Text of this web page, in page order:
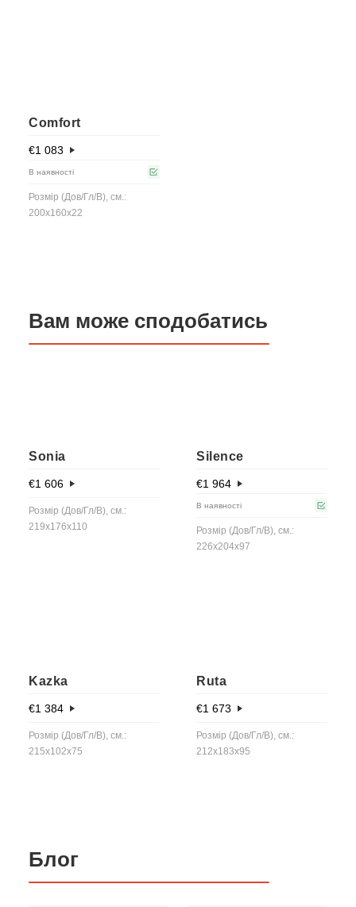
Comfort
€1 083
В наявності
Розмір (Дов/Гл/В), см.:
200x160x22
Вам може сподобатись
Sonia
€1 606
Розмір (Дов/Гл/В), см.:
219x176x110
Silence
€1 964
В наявності
Розмір (Дов/Гл/В), см.:
226x204x97
Kazka
€1 384
Розмір (Дов/Гл/В), см.:
215x102x75
Ruta
€1 673
Розмір (Дов/Гл/В), см.:
212x183x95
Блог